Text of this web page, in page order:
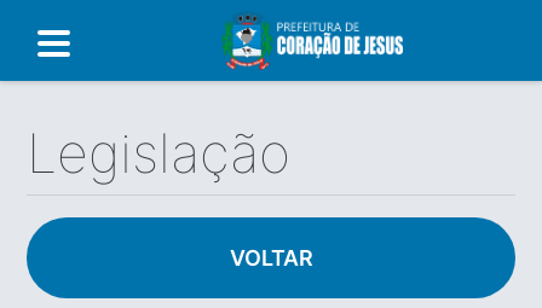
Legislação
VOLTAR